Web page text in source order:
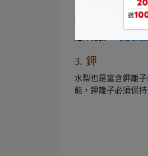
不要認為水梨咬下
膳食纖維。
延伸閱讀：
3. 鉀
水梨也是富含鉀離
能，鉀離子必須保